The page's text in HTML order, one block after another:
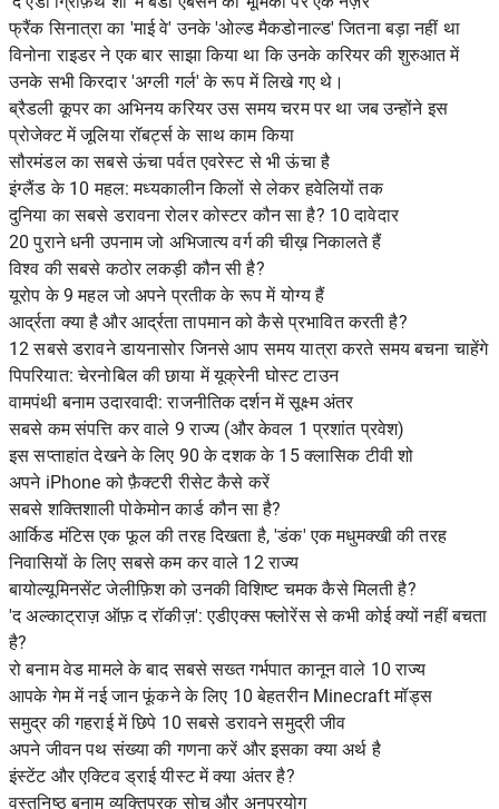
फ्रैंक सिनात्रा का 'माई वे' उनके 'ओल्ड मैकडोनाल्ड' जितना बड़ा नहीं था
विनोना राइडर ने एक बार साझा किया था कि उनके करियर की शुरुआत में
उनके सभी किरदार 'अग्ली गर्ल' के रूप में लिखे गए थे।
ब्रैडली कूपर का अभिनय करियर उस समय चरम पर था जब उन्होंने इस
प्रोजेक्ट में जूलिया रॉबर्ट्स के साथ काम किया
सौरमंडल का सबसे ऊंचा पर्वत एवरेस्ट से भी ऊंचा है
इंग्लैंड के 10 महल: मध्यकालीन किलों से लेकर हवेलियों तक
दुनिया का सबसे डरावना रोलर कोस्टर कौन सा है? 10 दावेदार
20 पुराने धनी उपनाम जो अभिजात्य वर्ग की चीख़ निकालते हैं
विश्व की सबसे कठोर लकड़ी कौन सी है?
यूरोप के 9 महल जो अपने प्रतीक के रूप में योग्य हैं
आर्द्रता क्या है और आर्द्रता तापमान को कैसे प्रभावित करती है?
12 सबसे डरावने डायनासोर जिनसे आप समय यात्रा करते समय बचना चाहेंगे
पिपरियात: चेरनोबिल की छाया में यूक्रेनी घोस्ट टाउन
वामपंथी बनाम उदारवादी: राजनीतिक दर्शन में सूक्ष्म अंतर
सबसे कम संपत्ति कर वाले 9 राज्य (और केवल 1 प्रशांत प्रवेश)
इस सप्ताहांत देखने के लिए 90 के दशक के 15 क्लासिक टीवी शो
अपने iPhone को फ़ैक्टरी रीसेट कैसे करें
सबसे शक्तिशाली पोकेमोन कार्ड कौन सा है?
आर्किड मंटिस एक फूल की तरह दिखता है, 'डंक' एक मधुमक्खी की तरह
निवासियों के लिए सबसे कम कर वाले 12 राज्य
बायोल्यूमिनसेंट जेलीफ़िश को उनकी विशिष्ट चमक कैसे मिलती है?
'द अल्काट्राज़ ऑफ़ द रॉकीज़': एडीएक्स फ्लोरेंस से कभी कोई क्यों नहीं बचता
है?
रो बनाम वेड मामले के बाद सबसे सख्त गर्भपात कानून वाले 10 राज्य
आपके गेम में नई जान फूंकने के लिए 10 बेहतरीन Minecraft मॉड्स
समुद्र की गहराई में छिपे 10 सबसे डरावने समुद्री जीव
अपने जीवन पथ संख्या की गणना करें और इसका क्या अर्थ है
इंस्टेंट और एक्टिव ड्राई यीस्ट में क्या अंतर है?
वस्तुनिष्ठ बनाम व्यक्तिपरक सोच और अनुप्रयोग